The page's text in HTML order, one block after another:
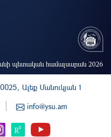
պետական համալսարան 2026
Ալեք Մանուկյան 1
info@ysu.am